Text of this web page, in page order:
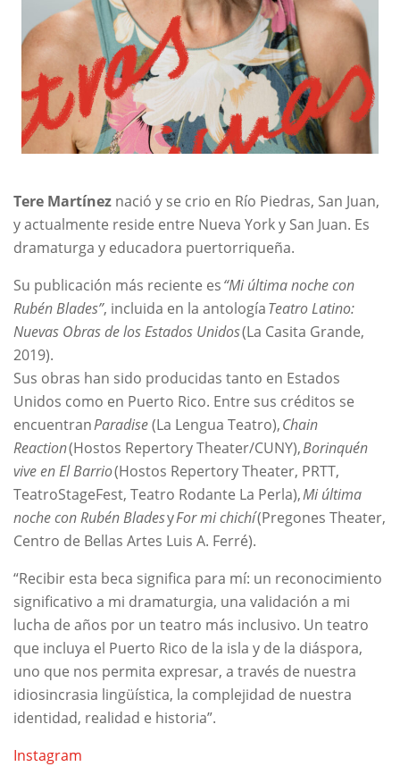
Tere Martínez nació y se crio en Río Piedras, San Juan,
y actualmente reside entre Nueva York y San Juan. Es
dramaturga y educadora puertorriqueña.
Su publicación más reciente es“Mi última noche con
Rubén Blades”, incluida en la antologíaTeatro Latino:
Nuevas Obras de los Estados Unidos(La Casita Grande,
2019).
Sus obras han sido producidas tanto en Estados
Unidos como en Puerto Rico. Entre sus créditos se
encuentranParadise(La Lengua Teatro),Chain
Reaction(Hostos Repertory Theater/CUNY),Borinquén
vive en El Barrio(Hostos Repertory Theater, PRTT,
TeatroStageFest, Teatro Rodante La Perla),Mi última
noche con Rubén BladesyFor mi chichí(Pregones Theater,
Centro de Bellas Artes Luis A. Ferré).
“Recibir esta beca significa para mí: un reconocimiento
significativo a mi dramaturgia, una validación a mi
lucha de años por un teatro más inclusivo. Un teatro
que incluya el Puerto Rico de la isla y de la diáspora,
uno que nos permita expresar, a través de nuestra
idiosincrasia lingüística, la complejidad de nuestra
identidad, realidad e historia”.
Instagram